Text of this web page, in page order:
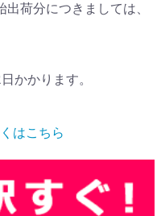
荷分につきましては、
かかります。
はこちら